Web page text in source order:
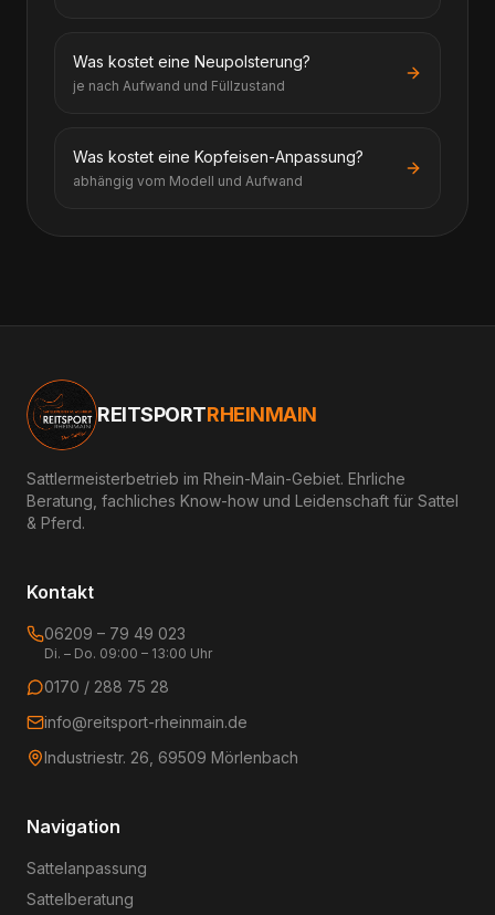
Was kostet eine Neupolsterung?
je nach Aufwand und Füllzustand
Was kostet eine Kopfeisen-Anpassung?
abhängig vom Modell und Aufwand
REITSPORTRHEINMAIN
Sattlermeisterbetrieb im Rhein-Main-Gebiet. Ehrliche
Beratung, fachliches Know-how und Leidenschaft für Sattel
& Pferd.
Kontakt
06209 – 79 49 023
Di. – Do. 09:00 – 13:00 Uhr
0170 / 288 75 28
info@reitsport-rheinmain.de
Industriestr. 26, 69509 Mörlenbach
Navigation
Sattelanpassung
Sattelberatung